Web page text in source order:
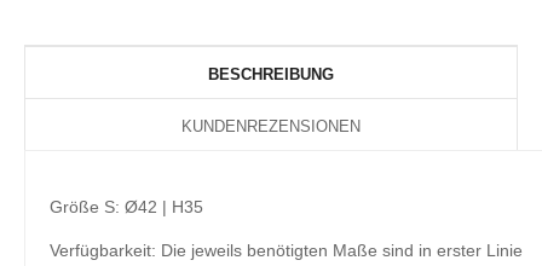
BESCHREIBUNG
KUNDENREZENSIONEN
Größe S: Ø42 | H35
Verfügbarkeit: Die jeweils benötigten Maße sind in erster Linie